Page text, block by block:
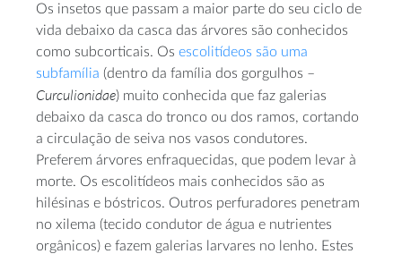
Os insetos que passam a maior parte do seu ciclo de
vida debaixo da casca das árvores são conhecidos
como subcorticais. Os escolitídeos são uma
subfamília (dentro da família dos gorgulhos –
Curculionidae) muito conhecida que faz galerias
debaixo da casca do tronco ou dos ramos, cortando
a circulação de seiva nos vasos condutores.
Preferem árvores enfraquecidas, que podem levar à
morte. Os escolitídeos mais conhecidos são as
hilésinas e bóstricos. Outros perfuradores penetram
no xilema (tecido condutor de água e nutrientes
orgânicos) e fazem galerias larvares no lenho. Estes